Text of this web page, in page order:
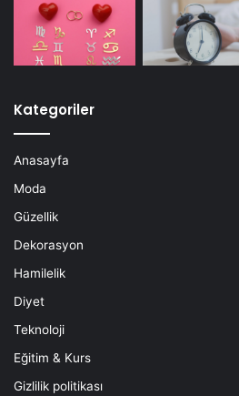
Kategoriler
Anasayfa
Moda
Güzellik
Dekorasyon
Hamilelik
Diyet
Teknoloji
Eğitim & Kurs
Gizlilik politikası